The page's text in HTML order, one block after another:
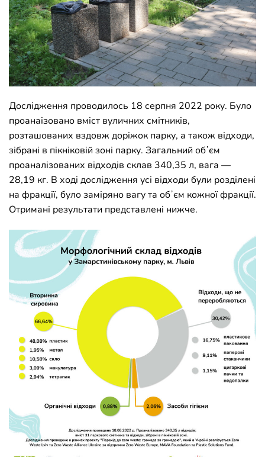
Дослідження проводилось 18 серпня 2022 року. Було
проанаізовано вміст вуличних смітників,
розташованих вздовж доріжок парку, а також відходи,
зібрані в пікніковій зоні парку. Загальний обʼєм
проаналізованих відходів склав 340,35 л, вага —
28,19 кг. В ході дослідження усі відходи були розділені
на фракції, було заміряно вагу та обʼєм кожної фракції.
Отримані результати представлені нижче.